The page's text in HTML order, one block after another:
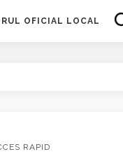
OFICIAL LOCAL
RAPID